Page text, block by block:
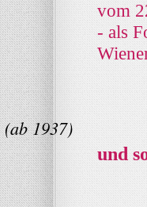
1937)
vom
- als
und